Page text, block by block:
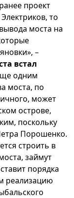
проект
то
моста на
–
встал
одним
моста, по
может
острове,
поскольку
Порошенко.
строить в
займут
порядка
реализацию